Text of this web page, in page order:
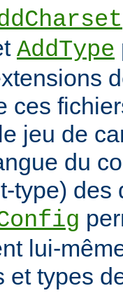
AddType
ces
jeu de
du
type) des
lui-
et types